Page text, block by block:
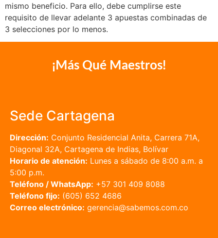
mismo beneficio. Para ello, debe cumplirse este
requisito de llevar adelante 3 apuestas combinadas de
3 selecciones por lo menos.
¡Más Qué Maestros!
Sede Cartagena
Dirección: Conjunto Residencial Anita, Carrera 71A,
Diagonal 32A, Cartagena de Indias, Bolívar
Horario de atención: Lunes a sábado de 8:00 a.m. a
5:00 p.m.
Teléfono / WhatsApp: +57 301 409 8088
Teléfono fijo: (605) 652 4686
Correo electrónico: gerencia@sabemos.com.co